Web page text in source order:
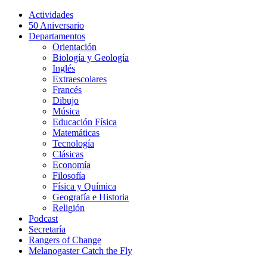
Actividades
50 Aniversario
Departamentos
Orientación
Biología y Geología
Inglés
Extraescolares
Francés
Dibujo
Música
Educación Física
Matemáticas
Tecnología
Clásicas
Economía
Filosofía
Física y Química
Geografía e Historia
Religión
Podcast
Secretaría
Rangers of Change
Melanogaster Catch the Fly